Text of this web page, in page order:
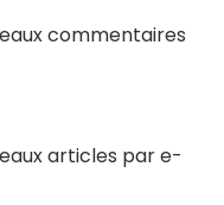
commentaires
articles par e-